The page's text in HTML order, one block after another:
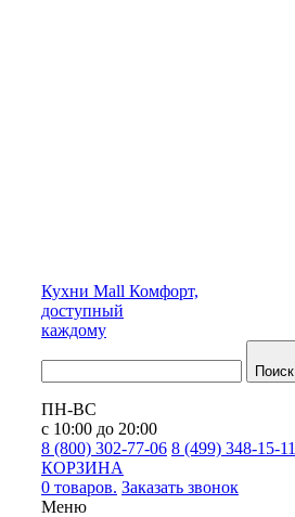
Кухни Mall Комфорт,
доступный
каждому
Поиск
ПН-ВС
с 10:00 до 20:00
8 (800) 302-77-06 8 (499) 348-15-11
КОРЗИНА
0 товаров. Заказать звонок
Меню